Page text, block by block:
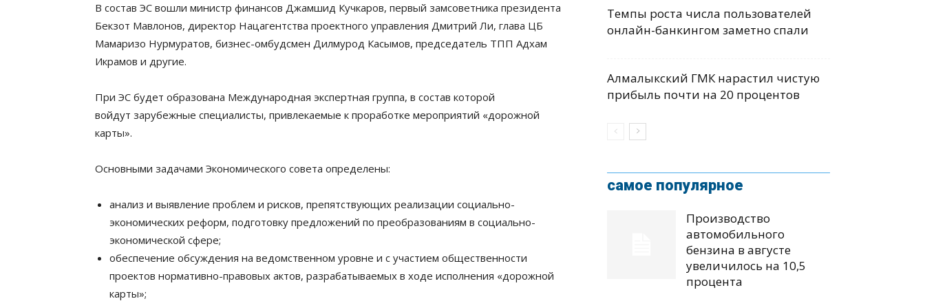
В состав ЭС вошли министр финансов Джамшид Кучкаров, первый замсоветника президента
Бекзот Мавлонов, директор Нацагентства проектного управления Дмитрий Ли, глава ЦБ
Мамаризо Нурмуратов, бизнес-омбудсмен Дилмурод Касымов, председатель ТПП Адхам
Икрамов и другие.
При ЭС будет образована Международная экспертная группа, в состав которой
войдут зарубежные специалисты, привлекаемые к проработке мероприятий «дорожной
карты».
Основными задачами Экономического совета определены:
анализ и выявление проблем и рисков, препятствующих реализации социально-
экономических реформ, подготовку предложений по преобразованиям в социально-
экономической сфере;
обеспечение обсуждения на ведомственном уровне и с участием общественности
проектов нормативно-правовых актов, разрабатываемых в ходе исполнения «дорожной
карты»;
Темпы роста числа пользователей
онлайн-банкингом заметно спали
Алмалыкский ГМК нарастил чистую
прибыль почти на 20 процентов
самое популярное
Производство
автомобильного
бензина в августе
увеличилось на 10,5
процента